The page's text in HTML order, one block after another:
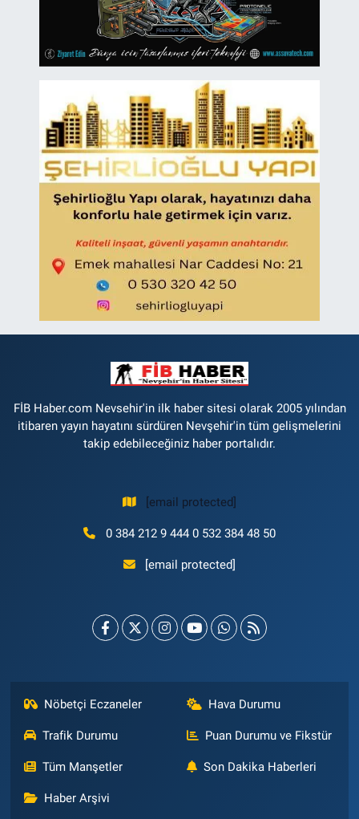
FİB Haber.com Nevsehir'in ilk haber sitesi olarak 2005 yılından
itibaren yayın hayatını sürdüren Nevşehir'in tüm gelişmelerini
takip edebileceğiniz haber portalıdır.
[email protected]
0 384 212 9 444 0 532 384 48 50
[email protected]
Nöbetçi Eczaneler Hava Durumu
Trafik Durumu Puan Durumu ve Fikstür
Tüm Manşetler Son Dakika Haberleri
Haber Arşivi